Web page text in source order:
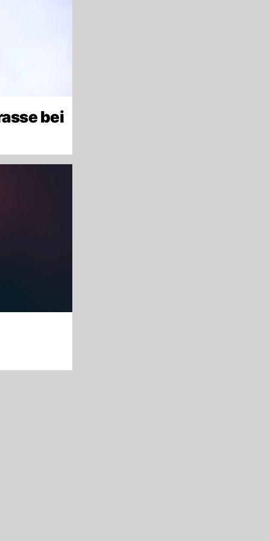
bei